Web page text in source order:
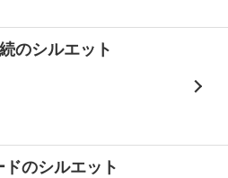
のシルエット
ドのシルエット